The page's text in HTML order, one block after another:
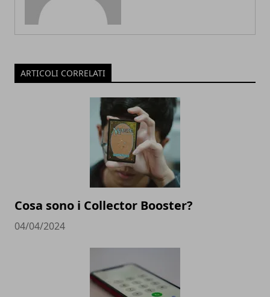
ARTICOLI CORRELATI
Cosa sono i Collector Booster?
04/04/2024